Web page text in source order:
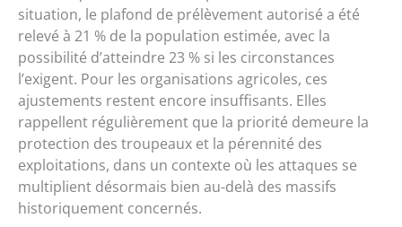
situation, le plafond de prélèvement autorisé a été
relevé à 21 % de la population estimée, avec la
possibilité d’atteindre 23 % si les circonstances
l’exigent. Pour les organisations agricoles, ces
ajustements restent encore insuffisants. Elles
rappellent régulièrement que la priorité demeure la
protection des troupeaux et la pérennité des
exploitations, dans un contexte où les attaques se
multiplient désormais bien au-delà des massifs
historiquement concernés.